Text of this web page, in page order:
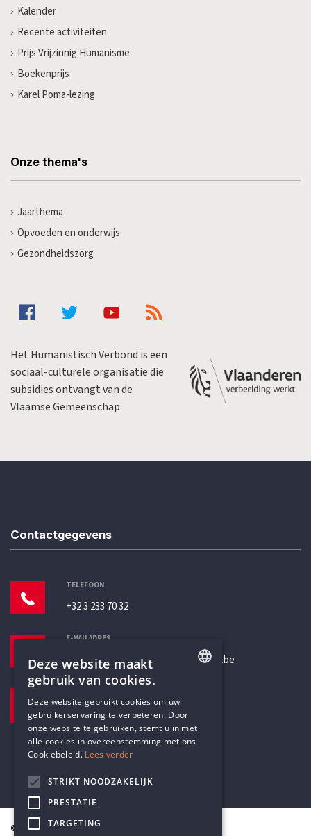
Kalender
Recente activiteiten
Prijs Vrijzinnig Humanisme
Boekenprijs
Karel Poma-lezing
Onze thema's
Jaarthema
Opvoeden en onderwijs
Gezondheidszorg
Het Humanistisch Verbond is een
sociaal-culturele organisatie die
subsidies ontvangt van de
Vlaamse Gemeenschap
Contactgegevens
TELEFOON
+32 3 233 70 32
E-MAILADRES
secretariaat@humanistischverbond.be
Pottenbrug 4
Antwerpen, 2000
© Humanistisch Verbond 2026
DUTCH
Deze website maakt
gebruik van cookies.
Deze website gebruikt cookies om uw
gebruikerservaring te verbeteren. Door
onze website te gebruiken, stemt u in met
alle cookies in overeenstemming met ons
Cookiebeleid. Lees verder
STRIKT NOODZAKELIJK
PRESTATIE
TARGETING